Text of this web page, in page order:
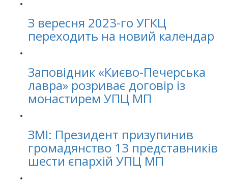
З вересня 2023-го УГКЦ
переходить на новий календар
Заповідник «Києво-Печерська
лавра» розриває договір із
монастирем УПЦ МП
ЗМІ: Президент призупинив
громадянство 13 представників
шести єпархій УПЦ МП